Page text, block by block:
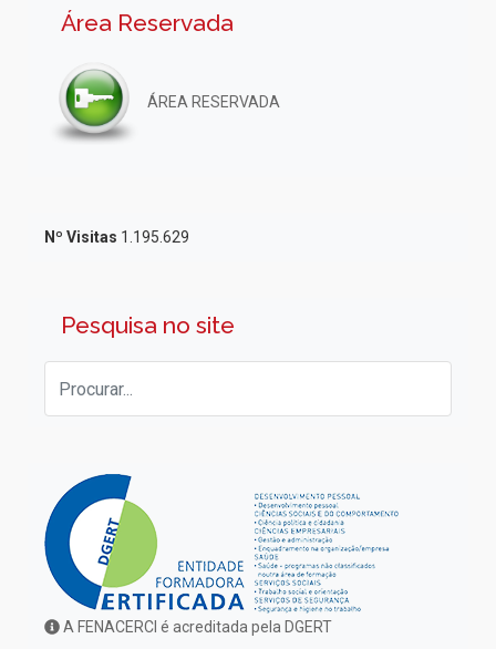
Área Reservada
ÁREA RESERVADA
Nº Visitas 1.195.629
Pesquisa no site
A FENACERCI é acreditada pela DGERT